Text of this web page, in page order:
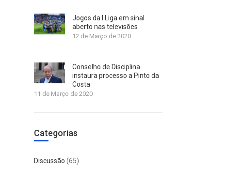
Jogos da I Liga em sinal
aberto nas televisões
12 de Março de 2020
Conselho de Disciplina
instaura processo a Pinto da
Costa
11 de Março de 2020
Categorias
Discussão (65)